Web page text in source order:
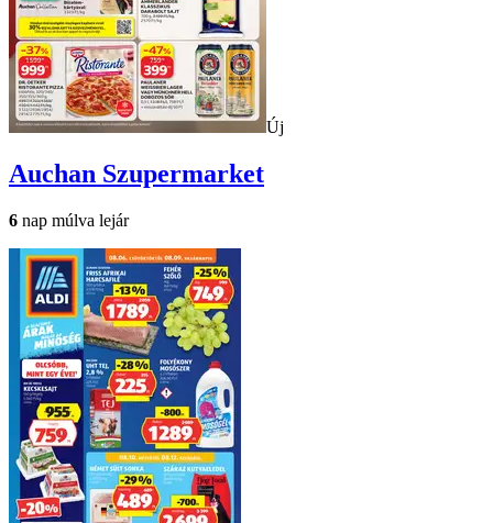
Új
Auchan Szupermarket
6 nap múlva lejár